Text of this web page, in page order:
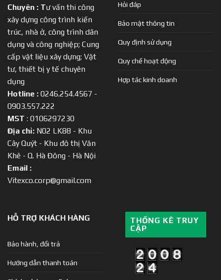
Chuyên : Tư vấn thi công
xây dựng công trình kiến
trúc, nhà ở, công trình dân
dụng và công nghiệp; Cung
cấp vật liệu xây dựng; Vật
tư, thiết bị y tế chuyên
dụng
Hotline : 0246.254.4567 -
0903.557.222
MST : 0106297230
Địa chỉ: N02 LK88 - Khu
Cây Quýt - Khu đô thị Văn
Khê - Q. Hà Đông - Hà Nội
Email :
Vitexco.corp@gmail.com
Hỏi đáp
Bảo mật thông tin
Quy định sử dụng
Quy chế hoạt động
Hợp tác kinh doanh
HỖ TRỢ KHÁCH HÀNG
Bảo hành, đổi trả
Hướng dẫn thanh toán
THỐNG KÊ TRUY
CẬP